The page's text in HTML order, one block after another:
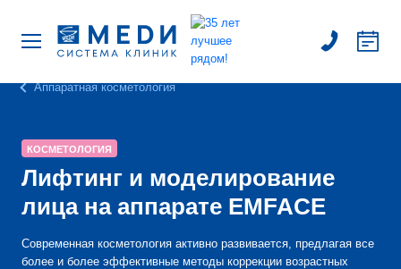
Аппаратная косметология
КОСМЕТОЛОГИЯ
Лифтинг и моделирование
лица на аппарате EMFACE
Современная косметология активно развивается, предлагая все
более и более эффективные методы коррекции возрастных